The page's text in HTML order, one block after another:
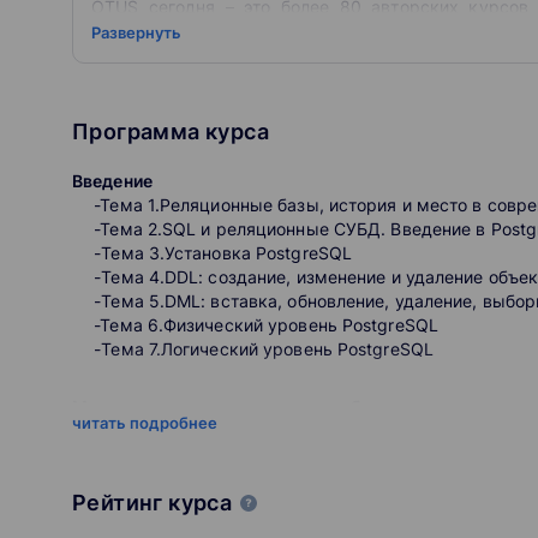
OTUS сегодня – это более 80 авторских
программирование, тестирование,
компетенциями специалистов и возможностями
Развернуть
Программа курса
Введение
-Тема 1.Реляционные базы, история и место в
-Тема 2.SQL и реляционные СУБД. Введение в
-Тема 3.Установка PostgreSQL
-Тема 4.DDL: создание, изменение и удаление
-Тема 5.DML: вставка, обновление, удаление,
-Тема 6.Физический уровень PostgreSQL
-Тема 7.Логический уровень PostgreSQL
-Тема 8.MVCC, vacuum и autovacuum.
-Тема 11.Семинар
читать подробнее
Рейтинг курса